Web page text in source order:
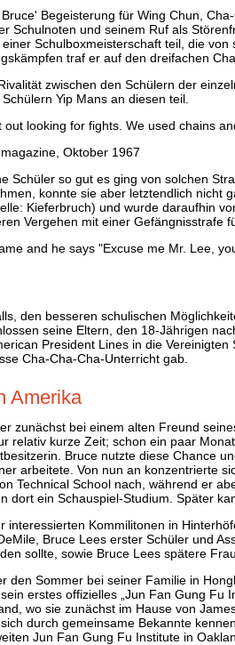
Begeisterung für Wing Chun,
Schulnoten und seinem Ruf als
Schulboxmeisterschaft teil, die
traf er auf den dreifachen
zwischen den Schülern der
Yip Mans an diesen teil.
out looking for fights. We used chains
Oktober 1967
Schüler so gut es ging von solchen
konnte sie aber letztendlich nicht
Kieferbruch) und wurde daraufhin
Vergehen mit einer Gefängnisstrafe
and he says "Excuse me Mr. Lee,
den besseren schulischen
seine Eltern, den 18-Jährigen
President Lines in die
Cha-Cha-Cha-Unterricht gab.
Amerika
zunächst bei einem alten Freund
relativ kurze Zeit; schon ein paar
Bruce nutzte diese Chance
arbeitete. Von nun an konzentrierte
Technical School nach, während er
dort ein Schauspiel-Studium. Später
interessierten Kommilitonen in
Bruce Lees erster Schüler und
sollte, sowie Bruce Lees spätere
den Sommer bei seiner Familie in
erstes offizielles „Jun Fan Gung Fu
wo sie zunächst im Hause von
durch gemeinsame Bekannte
Jun Fan Gung Fu Institute in